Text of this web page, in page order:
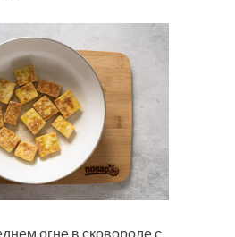
огне в сковороде с